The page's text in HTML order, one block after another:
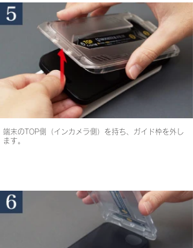
端末のTOP側（インカメラ側）を持ち、ガイド枠を外し
ます。